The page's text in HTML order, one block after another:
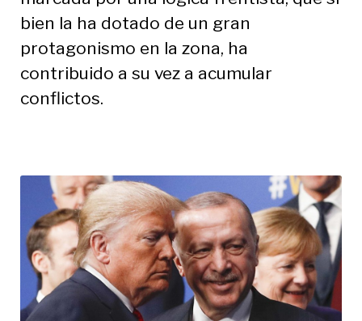
bien la ha dotado de un gran
protagonismo en la zona, ha
contribuido a su vez a acumular
conflictos.